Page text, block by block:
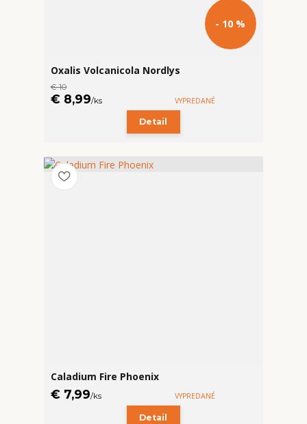
- 10 %
Oxalis Volcanicola Nordlys
€ 10
€ 8,99/ks VYPREDANÉ
Detail
Caladium Fire Phoenix
€ 7,99/ks VYPREDANÉ
Detail